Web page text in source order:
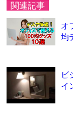
関連記事
オ
均
ビ
イ